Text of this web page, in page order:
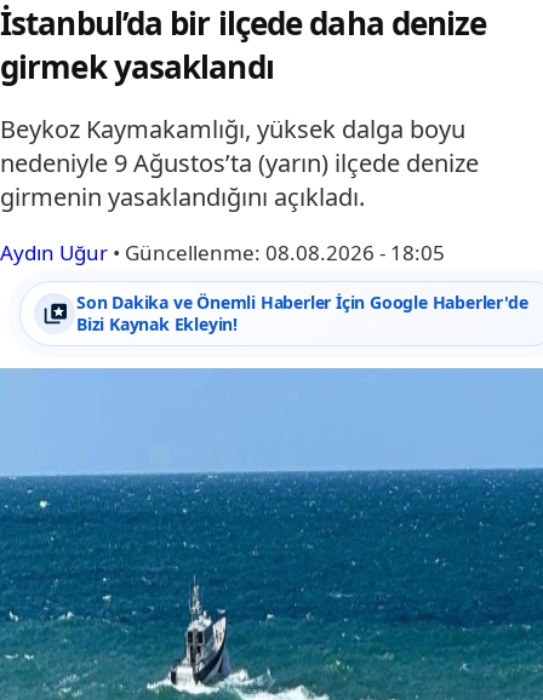
İstanbul’da bir ilçede daha denize
girmek yasaklandı
Beykoz Kaymakamlığı, yüksek dalga boyu
nedeniyle 9 Ağustos’ta (yarın) ilçede denize
girmenin yasaklandığını açıkladı.
Aydın Uğur • Güncellenme: 08.08.2026 - 18:05
Son Dakika ve Önemli Haberler İçin Google Haberler'de
Bizi Kaynak Ekleyin!